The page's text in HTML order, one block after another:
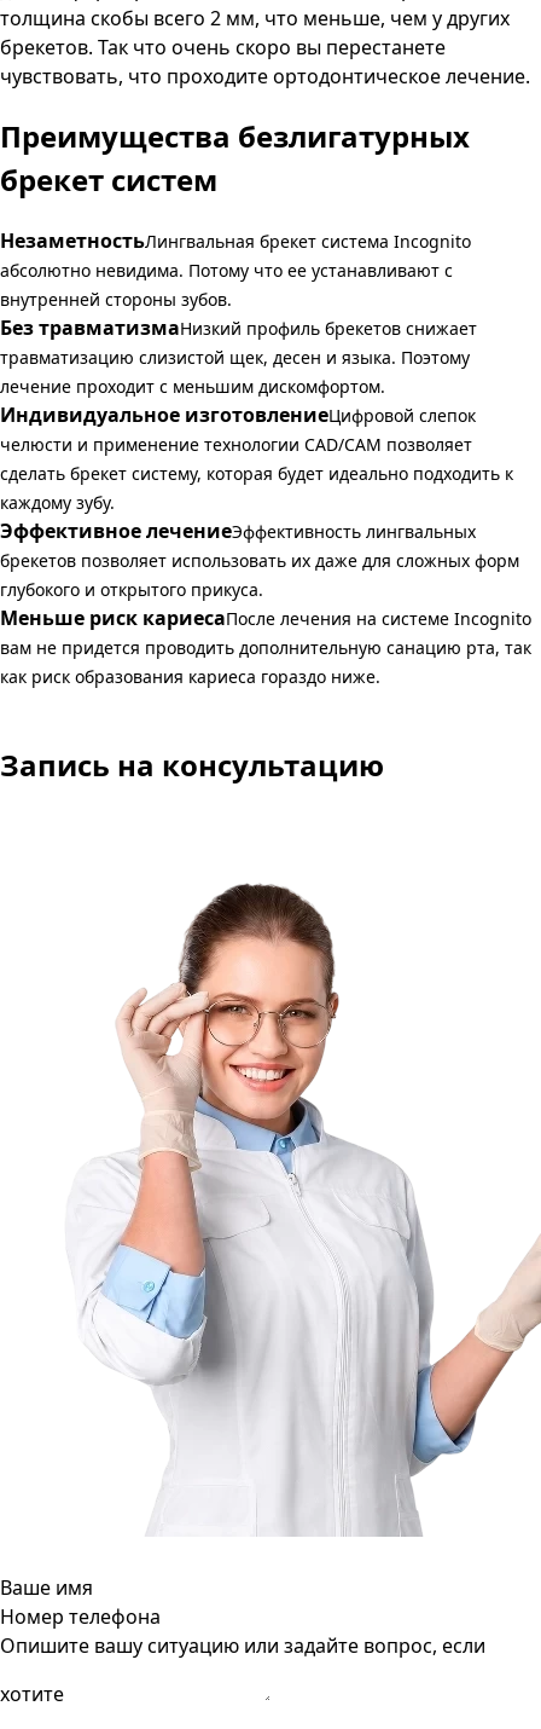
толщина скобы всего 2 мм, что меньше, чем у других
брекетов. Так что очень скоро вы перестанете
чувствовать, что проходите ортодонтическое лечение.
Преимущества безлигатурных
брекет систем
НезаметностьЛингвальная брекет система Incognito
абсолютно невидима. Потому что ее устанавливают с
внутренней стороны зубов.
Без травматизмаНизкий профиль брекетов снижает
травматизацию слизистой щек, десен и языка. Поэтому
лечение проходит с меньшим дискомфортом.
Индивидуальное изготовлениеЦифровой слепок
челюсти и применение технологии CAD/CAM позволяет
сделать брекет систему, которая будет идеально подходить к
каждому зубу.
Эффективное лечениеЭффективность лингвальных
брекетов позволяет использовать их даже для сложных форм
глубокого и открытого прикуса.
Меньше риск кариесаПосле лечения на системе Incognito
вам не придется проводить дополнительную санацию рта, так
как риск образования кариеса гораздо ниже.
Запись на консультацию
Ваше имя
Номер телефона
Опишите вашу ситуацию или задайте вопрос, если
хотите